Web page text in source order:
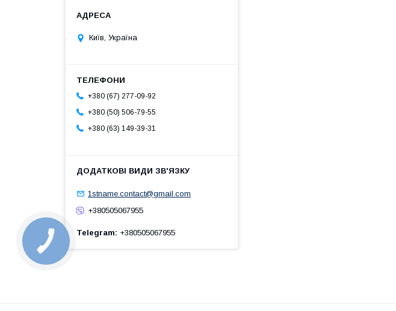
Київ, Україна
+380 (67) 277-09-92
+380 (50) 506-79-55
+380 (63) 149-39-31
1stname.contact@gmail.com
+380505067955
Telegram +380505067955